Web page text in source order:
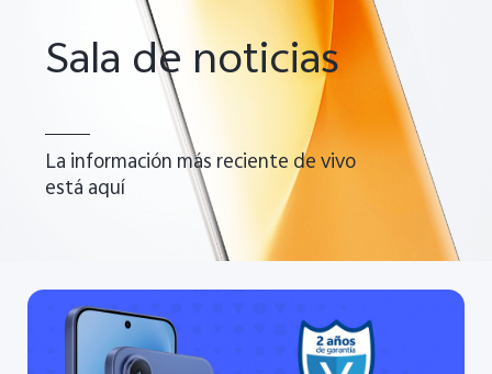
Colombia | Seleccione país/región
Sala de noticias
La información más reciente de vivo
está aquí